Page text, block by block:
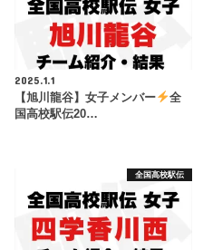
2025.1.1
【旭川龍谷】女子メンバー
全
国高校駅伝20…
全国高校駅伝